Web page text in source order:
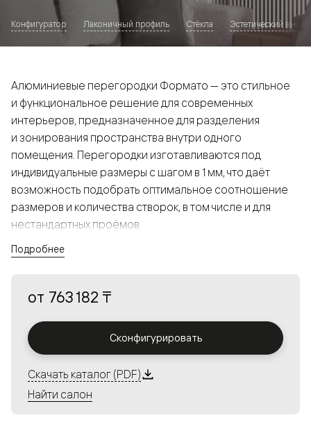
Конфигуратор Лаконичный профиль Стёкла Эстетический
Алюминиевые перегородки Формато — это стильное
и функциональное решение для современных
интерьеров, предназначенное для разделения
и зонирования пространства внутри одного
помещения. Перегородки изготавливаются под
индивидуальные размеры с шагом в 1 мм, что даёт
возможность подобрать оптимальное соотношение
размеров и количества створок, в том числе и для
нестандартных проёмов.
а большой выбор вставок из стекла с различными
решения в интерьере и варьировать освещённость.
Алюминиевые перегородки имеют единый профиль
с алюминиевыми дверьми и легко сочетаются в одном
Подробнее
от 763 182 ₸
Сконфигурировать
Скачать каталог (PDF)
Найти салон